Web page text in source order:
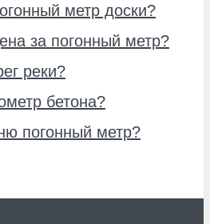
метр доски?
за погонный метр?
реки?
бетона?
погонный метр?